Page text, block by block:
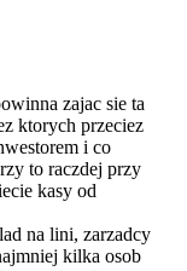
zajac sie ta
ktorych przeciez
i co
to raczdej przy
kasy od
na lini, zarzadcy
kilka osob